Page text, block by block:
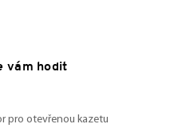
vám hodit
pro otevřenou kazetu